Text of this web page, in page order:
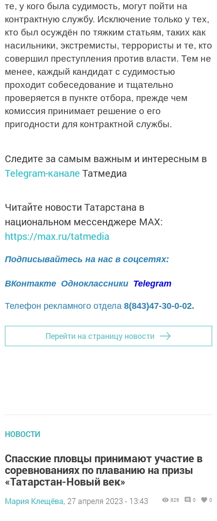
те, у кого была судимость, могут пойти на
контрактную службу. Исключение только у тех,
кто был осуждён по тяжким статьям, таких как
насильники, экстремисты, террористы и те, кто
совершил преступления против власти. Тем не
менее, каждый кандидат с судимостью
проходит собеседование и тщательно
проверяется в пункте отбора, прежде чем
комиссия принимает решение о его
пригодности для контрактной службы.
Следите за самым важным и интересным в
Telegram-канале Татмедиа
Читайте новости Татарстана в
национальном мессенджере MАХ:
https://max.ru/tatmedia
Подписывайтесь на нас в соцсетях:
ВКонтакте Одноклассники Telegram
Телефон рекламного отдела 8(843)47-30-0-02.
Перейти на страницу новости
НОВОСТИ
Спасские пловцы принимают участие в
соревнованиях по плаванию на призы
«Татарстан-Новый век»
Мария Клещёва, 27 апреля 2023 - 13:43 826 0 0